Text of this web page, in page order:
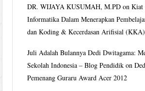
DR. WIJAYA KUSUMAH, M.PD onKiat
Informatika Dalam Menerapkan
dan Koding & Kecerdasan Arifisial
Juli Adalah Bulannya Dedi Dwitagama:
Sekolah Indonesia – Blog Pendidik on
Pemenang Guraru Award Acer 2012